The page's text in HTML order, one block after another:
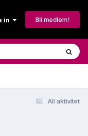
in Bli medlem!
All aktivitet